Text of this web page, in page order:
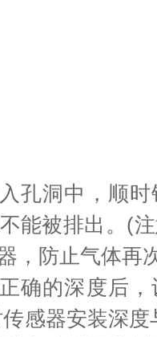
孔洞中，顺
能被排出。(
，防止气体再
确的深度后
感器安装深